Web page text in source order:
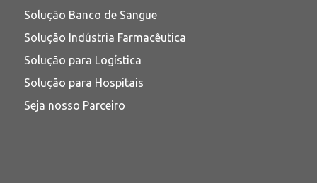
Solução Banco de Sangue
Solução Indústria Farmacêutica
Solução para Logística
Solução para Hospitais
Seja nosso Parceiro